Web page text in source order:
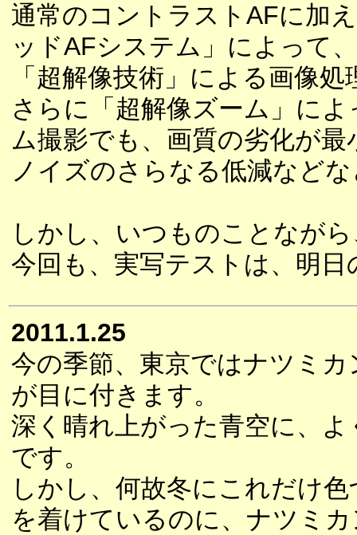
通常のコントラストAFに加
ッドAFシステム」によって
「超解像技術」による画像
さらに「超解像ズーム」に
ム撮影でも、画質の劣化が
ノイズのさらなる低減など
しかし、いつものことなが
今回も、実写テストは、明
2011.1.25
今の季節、東京ではナツミ
が目に付きます。
深く晴れ上がった青空に、
です。
しかし、何故冬にこれだけ
を着けているのに、ナツミ